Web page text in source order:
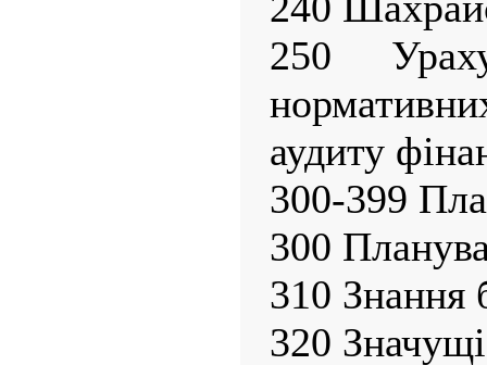
250
аудиту
300-399
300
310 Знання
320